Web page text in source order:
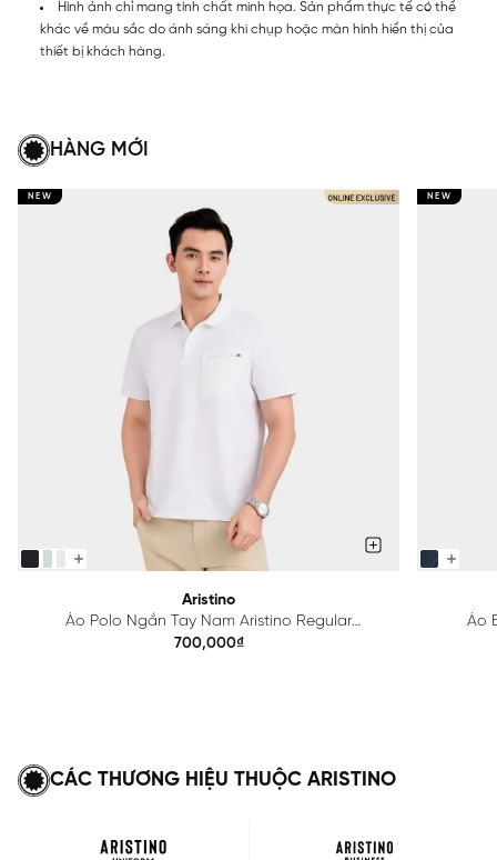
Hình ảnh chỉ mang tính chất minh họa. Sản phẩm thực tế có thể
khác về màu sắc do ánh sáng khi chụp hoặc màn hình hiển thị của
thiết bị khách hàng.
HÀNG MỚI
NEW
Aristino
Áo Polo Ngắn Tay Nam Aristino Regular
APS615EDP01
700,000₫
NEW
Áo
CÁC THƯƠNG HIỆU THUỘC ARISTINO